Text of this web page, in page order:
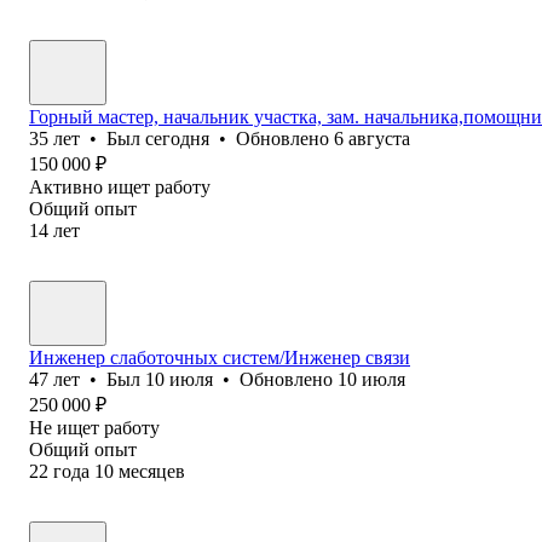
Горный мастер, начальник участка, зам.
35 лет • Был сегодня • Обновлено 6 августа
150 000 ₽
Активно ищет работу
Общий опыт
14 лет
Инженер слаботочных систем/Инженер связи
47 лет • Был 10 июля • Обновлено 10 июля
250 000 ₽
Не ищет работу
Общий опыт
22 года 10 месяцев